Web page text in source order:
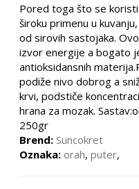
Pored toga što se
široku primenu u
od sirovih sastojaka.
izvor energije a bogato
antioksidansnih
podiže nivo dobrog a
krvi, podstiče
hrana za mozak.
250gr
Brend: Suncokret
Oznaka: orah,puter,